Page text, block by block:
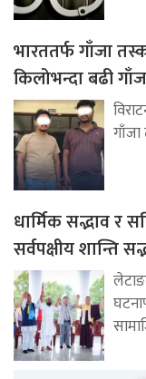
भारततर्फ गाँजा
किलोभन्दा बढी
गाँजा
धार्मिक सद्भाव र
सर्वपक्षीय शान्ति